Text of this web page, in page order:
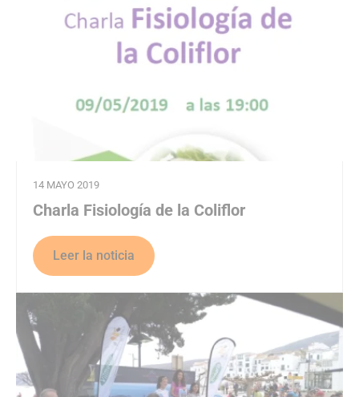
14 MAYO 2019
Charla Fisiología de la Coliflor
Leer la noticia